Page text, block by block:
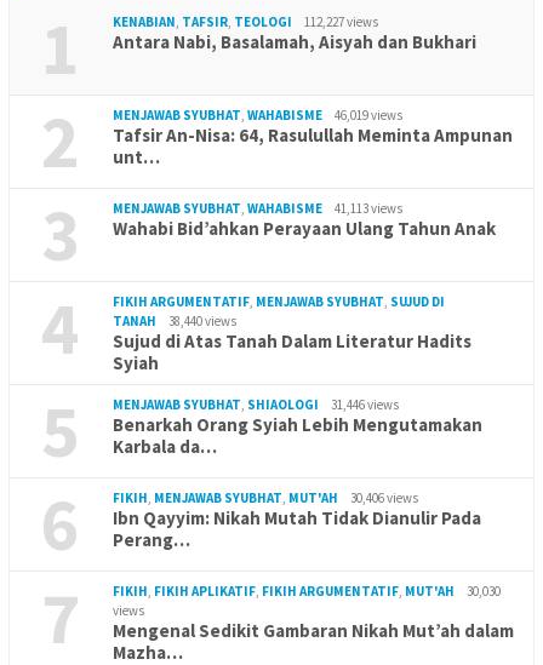
1 KENABIAN, TAFSIR, TEOLOGI 112,227 views
Antara Nabi, Basalamah, Aisyah dan Bukhari
2 MENJAWAB SYUBHAT, WAHABISME 46,019 views
Tafsir An-Nisa: 64, Rasulullah Meminta Ampunan
unt…
3 MENJAWAB SYUBHAT, WAHABISME 41,113 views
Wahabi Bid’ahkan Perayaan Ulang Tahun Anak
4 FIKIH ARGUMENTATIF, MENJAWAB SYUBHAT, SUJUD DI
TANAH
38,440 views
Sujud di Atas Tanah Dalam Literatur Hadits
Syiah
5 MENJAWAB SYUBHAT, SHIAOLOGI 31,446 views
Benarkah Orang Syiah Lebih Mengutamakan
Karbala da…
6 FIKIH, MENJAWAB SYUBHAT, MUT'AH 30,406 views
Ibn Qayyim: Nikah Mutah Tidak Dianulir Pada
Perang…
7 FIKIH, FIKIH APLIKATIF, FIKIH ARGUMENTATIF, MUT'AH
30,030
views
Mengenal Sedikit Gambaran Nikah Mut’ah dalam
Mazha…